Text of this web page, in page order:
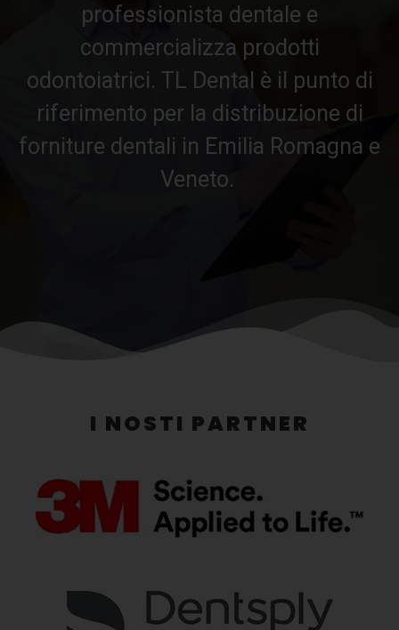
professionista dentale e
commercializza prodotti
odontoiatrici. TL Dental è il punto di
riferimento per la distribuzione di
forniture dentali in Emilia Romagna e
Veneto.
I NOSTI PARTNER